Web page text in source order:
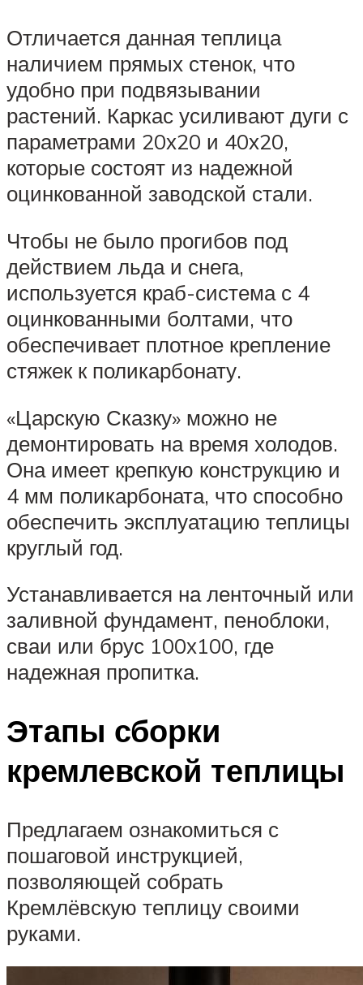
Отличается данная теплица
наличием прямых стенок, что
удобно при подвязывании
растений. Каркас усиливают дуги с
параметрами 20х20 и 40х20,
которые состоят из надежной
оцинкованной заводской стали.
Чтобы не было прогибов под
действием льда и снега,
используется краб-система с 4
оцинкованными болтами, что
обеспечивает плотное крепление
стяжек к поликарбонату.
«Царскую Сказку» можно не
демонтировать на время холодов.
Она имеет крепкую конструкцию и
4 мм поликарбоната, что способно
обеспечить эксплуатацию теплицы
круглый год.
Устанавливается на ленточный или
заливной фундамент, пеноблоки,
сваи или брус 100х100, где
надежная пропитка.
Этапы сборки
кремлевской теплицы
Предлагаем ознакомиться с
пошаговой инструкцией,
позволяющей собрать
Кремлёвскую теплицу своими
руками.